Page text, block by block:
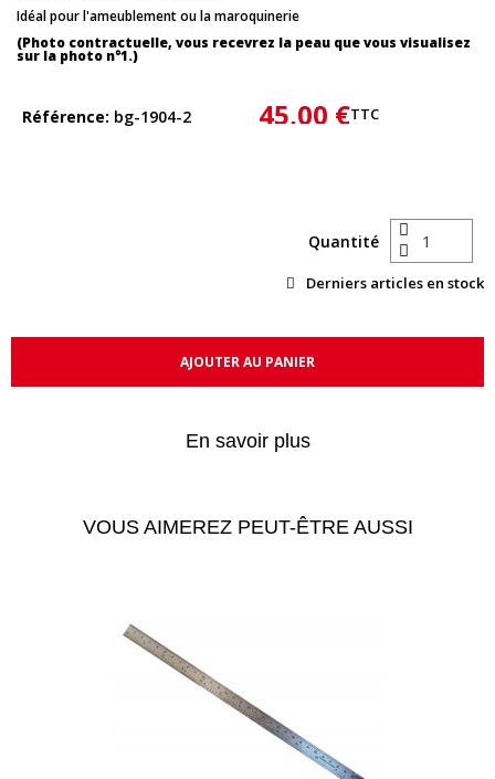
Idéal pour l'ameublement ou la maroquinerie
(Photo contractuelle, vous recevrez la peau que vous visualisez
sur la photo n°1.)
Référence bg-1904-2 45,00 €TTC
Quantité
Derniers articles en stock
AJOUTER AU PANIER
En savoir plus
VOUS AIMEREZ PEUT-ÊTRE AUSSI